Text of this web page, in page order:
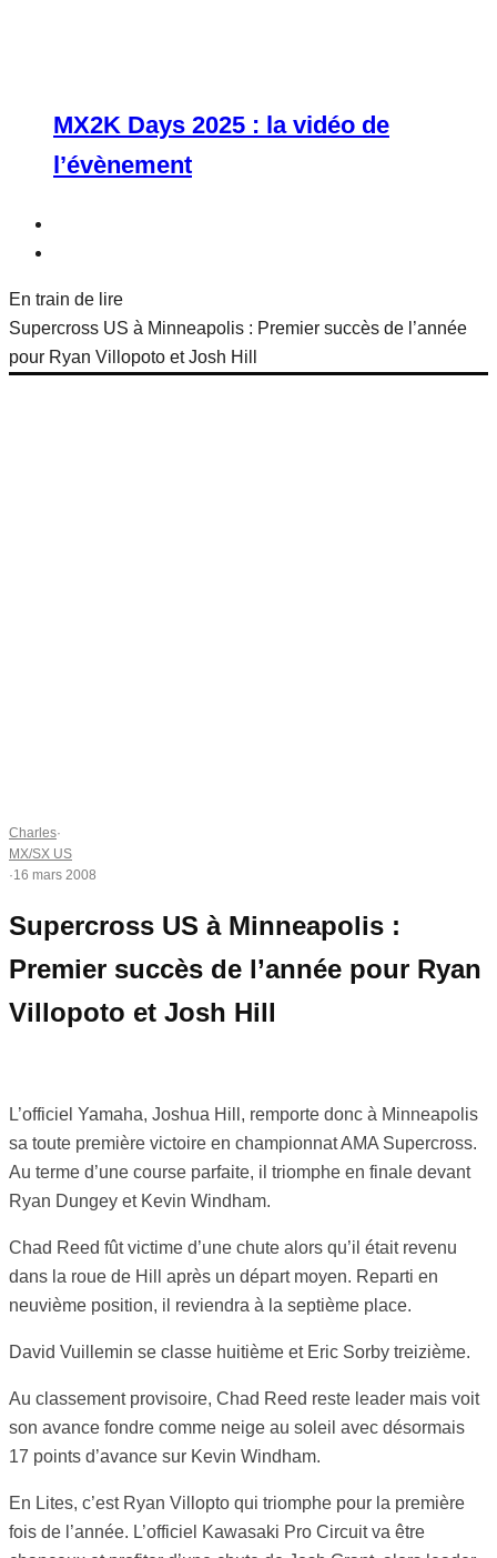
MX2K Days 2025 : la vidéo de
l’évènement
En train de lire
Supercross US à Minneapolis : Premier succès de l’année
pour Ryan Villopoto et Josh Hill
Charles·
MX/SX US
·16 mars 2008
Supercross US à Minneapolis :
Premier succès de l’année pour Ryan
Villopoto et Josh Hill
L’officiel Yamaha, Joshua Hill, remporte donc à Minneapolis
sa toute première victoire en championnat AMA Supercross.
Au terme d’une course parfaite, il triomphe en finale devant
Ryan Dungey et Kevin Windham.
Chad Reed fût victime d’une chute alors qu’il était revenu
dans la roue de Hill après un départ moyen. Reparti en
neuvième position, il reviendra à la septième place.
David Vuillemin se classe huitième et Eric Sorby treizième.
Au classement provisoire, Chad Reed reste leader mais voit
son avance fondre comme neige au soleil avec désormais
17 points d’avance sur Kevin Windham.
En Lites, c’est Ryan Villopto qui triomphe pour la première
fois de l’année. L’officiel Kawasaki Pro Circuit va être